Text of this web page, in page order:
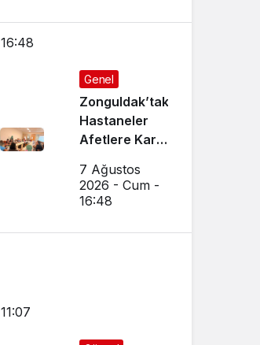
16:48
Genel
Zonguldak’taki
Hastaneler
Afetlere Karşı
7 Ağustos
2026 - Cum -
16:48
11:07